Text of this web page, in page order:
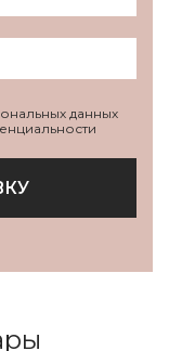
данных